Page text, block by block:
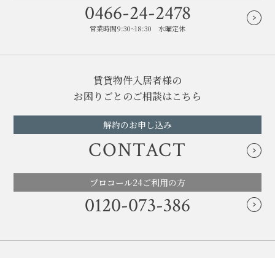
0466-24-2478
営業時間9:30~18:30 水曜定休
賃貸物件入居者様の
お困りごとのご相談はこちら
解約のお申し込み
CONTACT
プロコール24ご利用の方
0120-073-386